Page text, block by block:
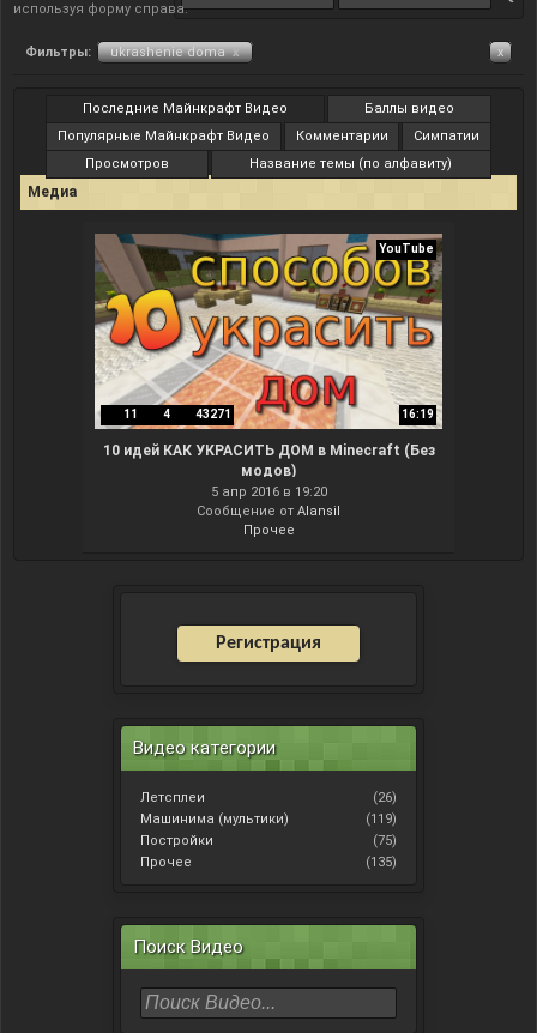
используя форму справа.
Фильтры: ukrashenie doma x x
Последние Майнкрафт Видео
Баллы видео
Популярные Майнкрафт Видео
Комментарии
Симпатии
Просмотров
Название темы (по алфавиту)
Медиа
YouTube
11 4 43271 16:19
10 идей КАК УКРАСИТЬ ДОМ в Minecraft (Без
модов)
5 апр 2016 в 19:20
Сообщение от Alansil
Прочее
Регистрация
Видео категории
Летсплеи
(26)
Машинима (мультики)
(119)
Постройки
(75)
Прочее
(135)
Поиск Видео